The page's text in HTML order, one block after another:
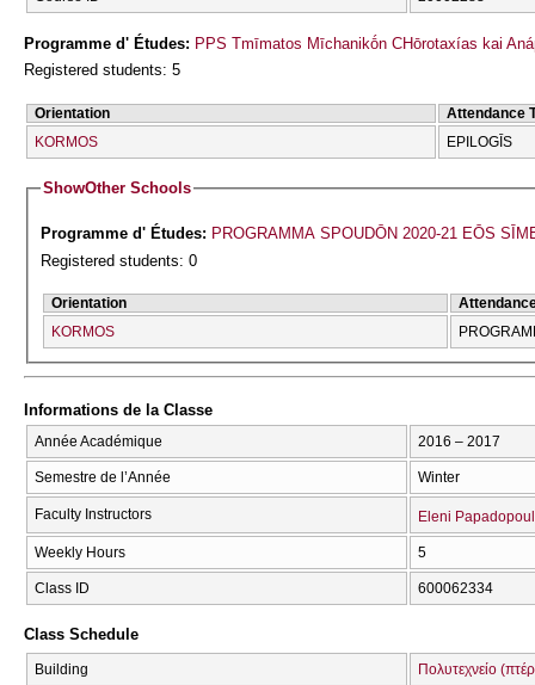
Programme d' Études: PPS Tmīmatos Mīchanikṓn CΗōrotaxías kai
Registered students: 5
Orientation
Attendance
KORMOS
EPILOGĪS
ShowOther Schools
Programme d' Études: PROGRAMMA SPOUDŌN 2020-21 EŌS
Registered students: 0
Orientation
KORMOS
Informations de la Classe
Année Académique 2016 – 2017
Semestre de l’Année Winter
Faculty Instructors Eleni
Weekly Hours 5
Class ID 600062334
Class Schedule
Building Πολυτεχνείο